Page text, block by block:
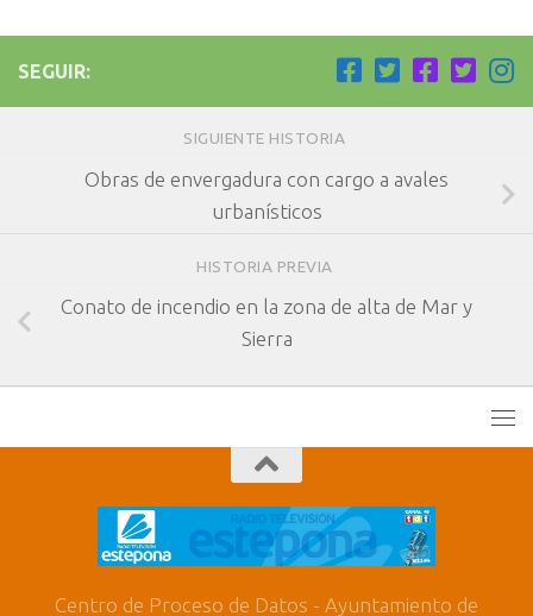
SEGUIR:
SIGUIENTE HISTORIA
Obras de envergadura con cargo a avales
urbanísticos
HISTORIA PREVIA
Conato de incendio en la zona de alta de Mar y
Sierra
Centro de Proceso de Datos - Ayuntamiento de